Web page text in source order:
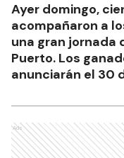
Ayer domingo,
acompañaron a
una gran jornada
Puerto. Los
anunciarán el 30
Ads